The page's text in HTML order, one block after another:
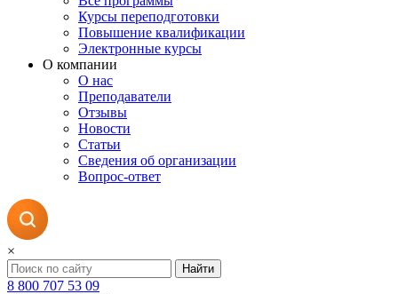
Курсы переподготовки
Повышение квалификации
Электронные курсы
О компании
О нас
Преподаватели
Отзывы
Новости
Статьи
Сведения об организации
Вопрос-ответ
×
Найти
8 800 707 53 09